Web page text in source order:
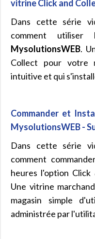
vitrine Click and
Dans cette série
comment
MysolutionsWEB.
Collect pour votre
intuitive et qui
Commander et
MysolutionsWEB -
Dans cette série
comment
heures l'option Click
Une vitrine
magasin simple
administrée par